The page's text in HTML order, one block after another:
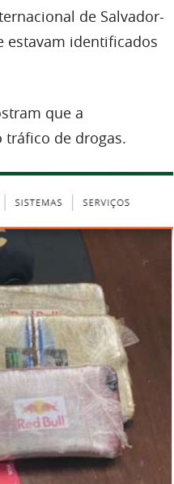
de Salvador-
estavam identificados
que a
de drogas.